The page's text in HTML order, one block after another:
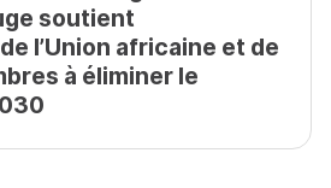
soutient
l’Union africaine et de
à éliminer le